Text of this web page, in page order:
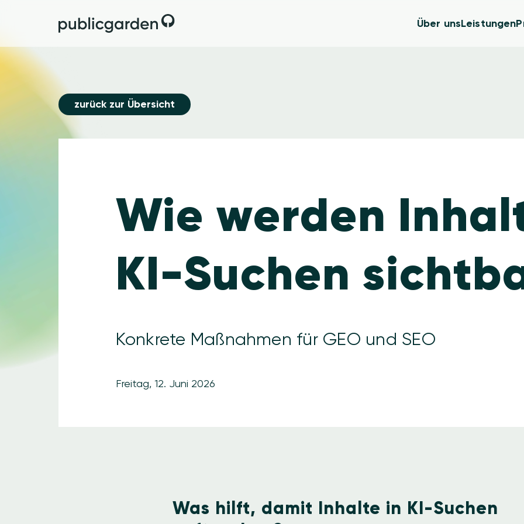
Über unsLeistungen
zurück zur Übersicht
Wie werden
KI-Suchen
Konkrete Maßnahmen für GEO und SEO
Freitag, 12. Juni 2026
Was hilft, damit Inhalte in KI-Suchen